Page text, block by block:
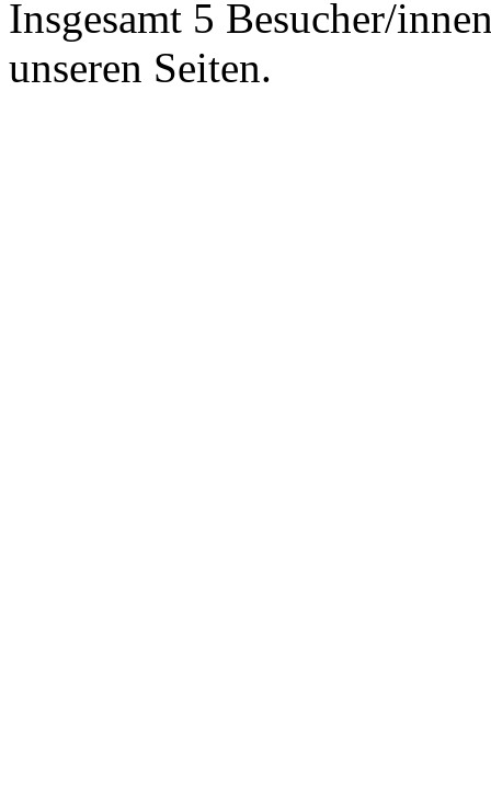
Insgesamt 5 Besucher/
unseren Seiten.